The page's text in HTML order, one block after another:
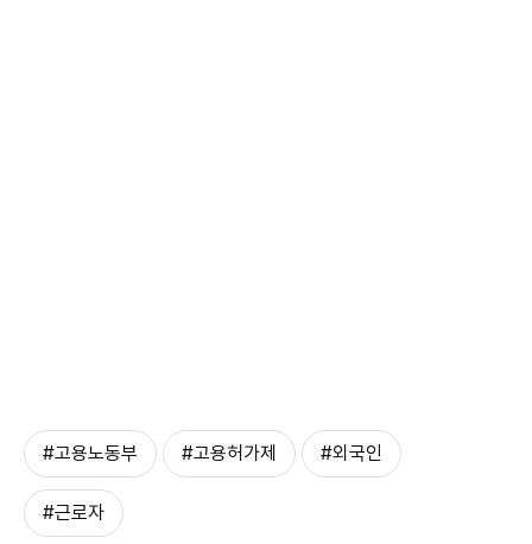
#고용노동부 #고용허가제 #외국인
#근로자